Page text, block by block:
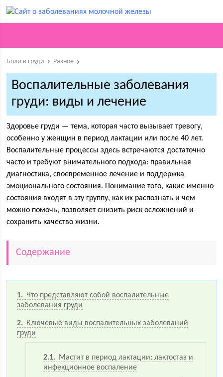
Боли в груди Разное
Воспалительные заболевания
груди: виды и лечение
Здоровье груди — тема, которая часто вызывает тревогу,
особенно у женщин в период лактации или после 40 лет.
Воспалительные процессы здесь встречаются достаточно
часто и требуют внимательного подхода: правильная
диагностика, своевременное лечение и поддержка
эмоционального состояния. Понимание того, какие именно
состояния входят в эту группу, как их распознать и чем
можно помочь, позволяет снизить риск осложнений и
сохранить качество жизни.
Содержание
1
Что представляют собой воспалительные
заболевания груди
2
Ключевые виды воспалительных заболеваний
груди
2.1
Мастит в период лактации: лактостаз и
инфекционное воспаление